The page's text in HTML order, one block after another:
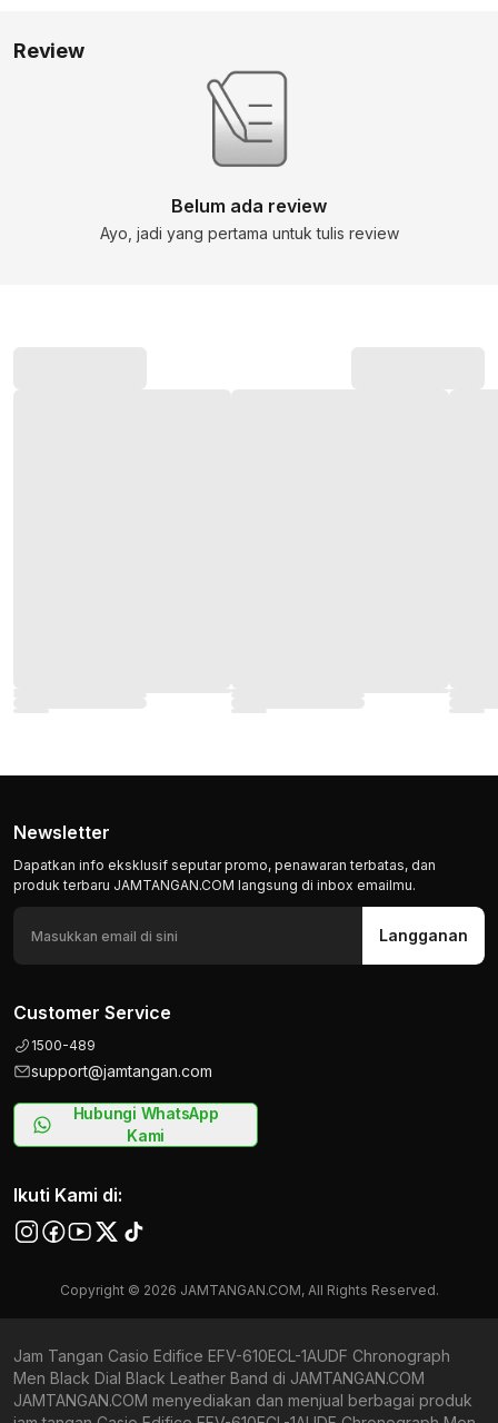
Newsletter
Dapatkan info eksklusif seputar promo, penawaran terbatas, dan
produk terbaru JAMTANGAN.COM langsung di inbox emailmu.
Langganan
Customer Service
1500-489
support@jamtangan.com
Hubungi WhatsApp
Kami
Ikuti Kami di:
Copyright © 2026 JAMTANGAN.COM, All Rights Reserved.
Jam Tangan Casio Edifice EFV-610ECL-1AUDF Chronograph
Men Black Dial Black Leather Band di JAMTANGAN.COM
JAMTANGAN.COM menyediakan dan menjual berbagai produk
Review
Belum ada review
Ayo, jadi yang pertama untuk tulis review